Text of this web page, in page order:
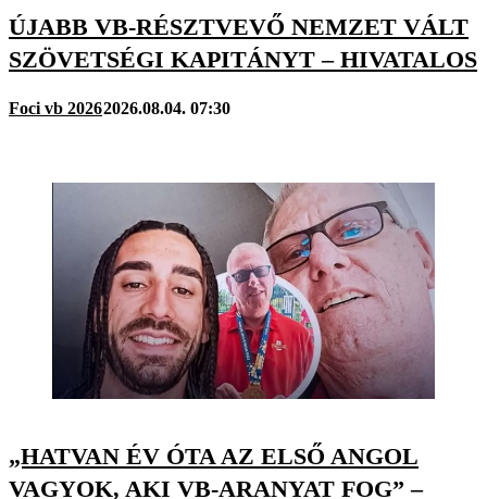
ÚJABB VB-RÉSZTVEVŐ NEMZET VÁLT
SZÖVETSÉGI KAPITÁNYT – HIVATALOS
Foci vb 20262026.08.04. 07:30
„HATVAN ÉV ÓTA AZ ELSŐ ANGOL
VAGYOK, AKI VB-ARANYAT FOG” –